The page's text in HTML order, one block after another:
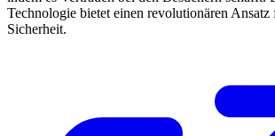
Technologie bietet einen revolutionären
Sicherheit.